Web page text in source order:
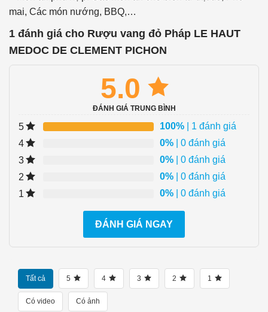
mai, Các món nướng, BBQ,…
1 đánh giá cho Rượu vang đỏ Pháp LE HAUT
MEDOC DE CLEMENT PICHON
5.0
ĐÁNH GIÁ TRUNG BÌNH
5 100% | 1 đánh giá
4
0% | 0 đánh giá
3
0% | 0 đánh giá
2
0% | 0 đánh giá
1
0% | 0 đánh giá
ĐÁNH GIÁ NGAY
Tất cả 5 4 3 2 1
Có video Có ảnh